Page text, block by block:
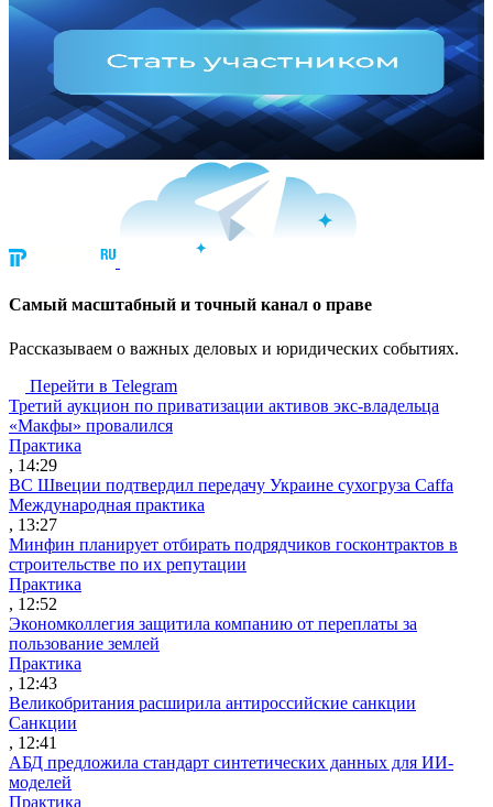
Cамый масштабный и точный канал о праве
Рассказываем о важных деловых и юридических событиях.
Перейти в Telegram
Третий аукцион по приватизации активов экс-владельца
«Макфы» провалился
Практика
, 14:29
ВС Швеции подтвердил передачу Украине сухогруза Caffa
Международная практика
, 13:27
Минфин планирует отбирать подрядчиков госконтрактов в
строительстве по их репутации
Практика
, 12:52
Экономколлегия защитила компанию от переплаты за
пользование землей
Практика
, 12:43
Великобритания расширила антироссийские санкции
Санкции
, 12:41
АБД предложила стандарт синтетических данных для ИИ-
моделей
Практика